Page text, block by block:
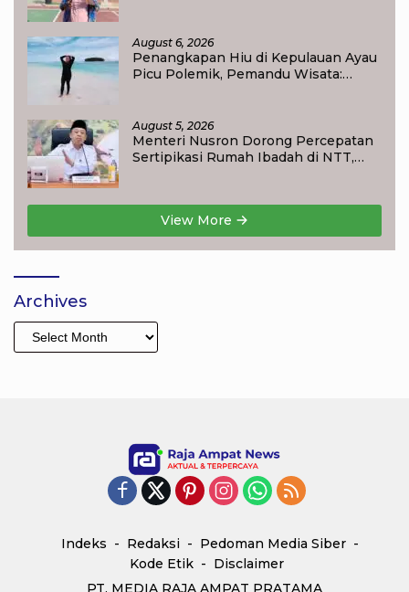
August 6, 2026
Penangkapan Hiu di Kepulauan Ayau
Picu Polemik, Pemandu Wisata:
August 5, 2026
Menteri Nusron Dorong Percepatan
Sertipikasi Rumah Ibadah di NTT,
View More
Archives
Archives
Indeks Redaksi
Pedoman Media Siber
Kode Etik
Disclaimer